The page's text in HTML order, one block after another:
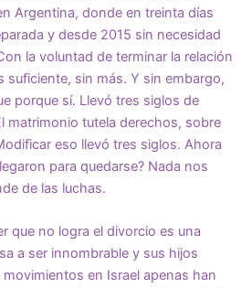
Argentina, donde en treinta días
y desde 2015 sin necesidad
la voluntad de terminar la relación
suficiente, sin más. Y sin embargo,
porque sí. Llevó tres siglos de
matrimonio tutela derechos, sobre
eso llevó tres siglos. Ahora
para quedarse? Nada nos
de las luchas.
que no logra el divorcio es una
a ser innombrable y sus hijos
en Israel apenas han